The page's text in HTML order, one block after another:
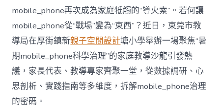
理
難
題？
讓
mobilJIUYI
俱
意
空
間
設
mobile_phone再次成為家庭牴觸的“導火索”。若何讓
mobile_phone從“戰場”變為“東西”？近日，東莞市教
導局在厚街鎮新親子空間設計塘小學舉辦一場聚焦“暑
期mobile_phone科學治理”的家庭教導沙龍引發熱
議，家長代表、教導專家齊聚一堂，從數據調研、心
思剖析、實踐指南等多維度，拆解mobile_phone治理
的密碼。